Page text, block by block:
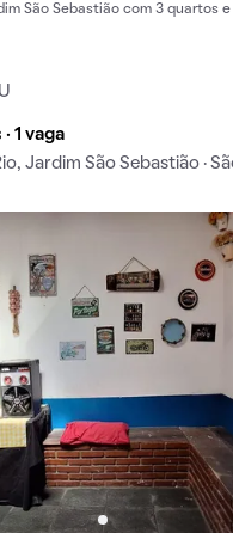
São Sebastião com 3 quartos
1 vaga
Jardim São Sebastião ·